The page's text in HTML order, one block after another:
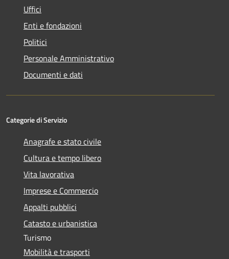
Uffici
Enti e fondazioni
Politici
Personale Amministrativo
Documenti e dati
Categorie di Servizio
Anagrafe e stato civile
Cultura e tempo libero
Vita lavorativa
Imprese e Commercio
Appalti pubblici
Catasto e urbanistica
Turismo
Mobilità e trasporti